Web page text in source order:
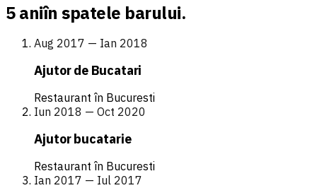
5 aniîn spatele barului.
Aug 2017 — Ian 2018
Ajutor de Bucatari
Restaurant în Bucuresti
Iun 2018 — Oct 2020
Ajutor bucatarie
Restaurant în Bucuresti
Ian 2017 — Iul 2017